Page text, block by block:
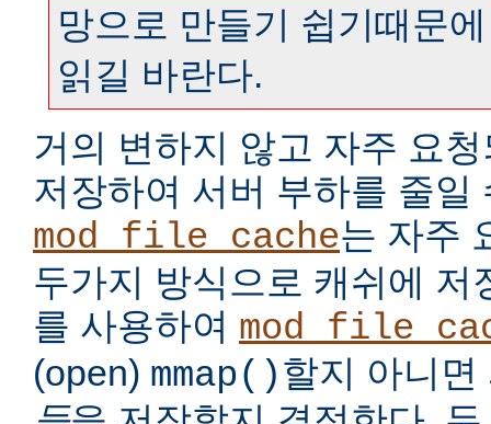
망으로 만들기 쉽기때문
읽길 바란다.
거의 변하지 않고 자주 요
저장하여 서버 부하를 줄일
mod_file_cache는 자주
두가지 방식으로 캐쉬에 저
를 사용하여
(open) mmap()할지 아니